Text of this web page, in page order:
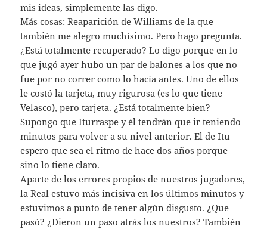
mis ideas, simplemente las digo.
Más cosas: Reaparición de Williams de la que
también me alegro muchísimo. Pero hago pregunta.
¿Está totalmente recuperado? Lo digo porque en lo
que jugó ayer hubo un par de balones a los que no
fue por no correr como lo hacía antes. Uno de ellos
le costó la tarjeta, muy rigurosa (es lo que tiene
Velasco), pero tarjeta. ¿Está totalmente bien?
Supongo que Iturraspe y él tendrán que ir teniendo
minutos para volver a su nivel anterior. El de Itu
espero que sea el ritmo de hace dos años porque
sino lo tiene claro.
Aparte de los errores propios de nuestros jugadores,
la Real estuvo más incisiva en los últimos minutos y
estuvimos a punto de tener algún disgusto. ¿Que
pasó? ¿Dieron un paso atrás los nuestros? También